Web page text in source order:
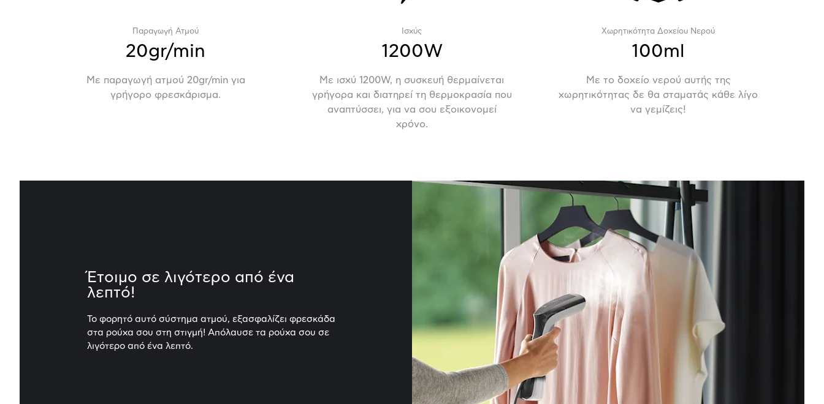
Παραγωγή Ατμού
20gr/min
Με παραγωγή ατμού 20gr/min για
γρήγορο φρεσκάρισμα.
Ισχύς
1200W
Με ισχύ 1200W, η συσκευή θερμαίνεται
γρήγορα και διατηρεί τη θερμοκρασία που
αναπτύσσει, για να σου εξοικονομεί
χρόνο.
Χωρητικότητα Δοχείου Νερού
100ml
Με το δοχείο νερού αυτής της
χωρητικότητας δε θα σταματάς κάθε λίγο
να γεμίζεις!
Έτοιμο σε λιγότερο από ένα
λεπτό!
Το φορητό αυτό σύστημα ατμού, εξασφαλίζει φρεσκάδα
στα ρούχα σου στη στιγμή! Απόλαυσε τα ρούχα σου σε
λιγότερο από ένα λεπτό.